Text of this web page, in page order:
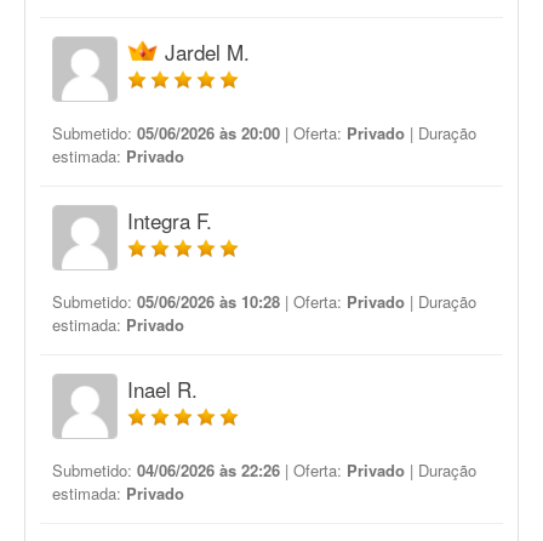
Jardel M.
Submetido: 05/06/2026 às 20:00 | Oferta: Privado | Duração
estimada: Privado
Integra F.
Submetido: 05/06/2026 às 10:28 | Oferta: Privado | Duração
estimada: Privado
Inael R.
Submetido: 04/06/2026 às 22:26 | Oferta: Privado | Duração
estimada: Privado